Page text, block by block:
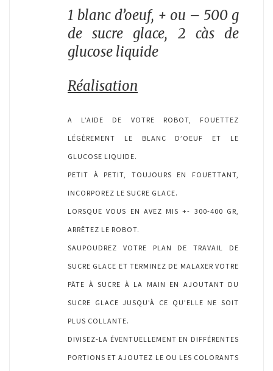
1 blanc d’oeuf, + ou – 500 g
de sucre glace, 2 càs de
glucose liquide
Réalisation
A L’AIDE DE VOTRE ROBOT, FOUETTEZ
LÉGÈREMENT LE BLANC D’OEUF ET LE
GLUCOSE LIQUIDE.
PETIT À PETIT, TOUJOURS EN FOUETTANT,
INCORPOREZ LE SUCRE GLACE.
LORSQUE VOUS EN AVEZ MIS +- 300-400 GR,
ARRÊTEZ LE ROBOT.
SAUPOUDREZ VOTRE PLAN DE TRAVAIL DE
SUCRE GLACE ET TERMINEZ DE MALAXER VOTRE
PÂTE À SUCRE À LA MAIN EN AJOUTANT DU
SUCRE GLACE JUSQU’À CE QU’ELLE NE SOIT
PLUS COLLANTE.
DIVISEZ-LA ÉVENTUELLEMENT EN DIFFÉRENTES
PORTIONS ET AJOUTEZ LE OU LES COLORANTS